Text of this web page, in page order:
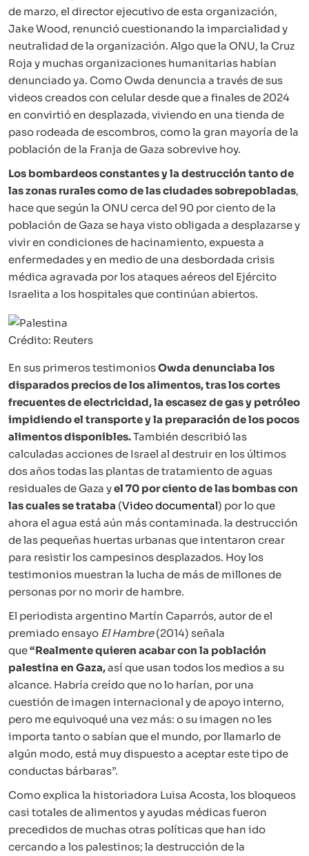
de marzo, el director ejecutivo de esta organización,
Jake Wood, renunció cuestionando la imparcialidad y
neutralidad de la organización. Algo que la ONU, la Cruz
Roja y muchas organizaciones humanitarias habían
denunciado ya. Como Owda denuncia a través de sus
videos creados con celular desde que a finales de 2024
en convirtió en desplazada, viviendo en una tienda de
paso rodeada de escombros, como la gran mayoría de la
población de la Franja de Gaza sobrevive hoy.
Los bombardeos constantes y la destrucción tanto de
las zonas rurales como de las ciudades sobrepobladas,
hace que según la ONU cerca del 90 por ciento de la
población de Gaza se haya visto obligada a desplazarse y
vivir en condiciones de hacinamiento, expuesta a
enfermedades y en medio de una desbordada crisis
médica agravada por los ataques aéreos del Ejército
Israelita a los hospitales que continúan abiertos.
Crédito: Reuters
En sus primeros testimoniosOwda denunciaba los
disparados precios de los alimentos, tras los cortes
frecuentes de electricidad, la escasez de gas y petróleo
impidiendo el transporte y la preparación de los pocos
alimentos disponibles.También describió las
calculadas acciones de Israel al destruir en los últimos
dos años todas las plantas de tratamiento de aguas
residuales de Gaza yel 70 por ciento de las bombas con
las cuales se trataba (Video documental) por lo que
ahora el agua está aún más contaminada. la destrucción
de las pequeñas huertas urbanas que intentaron crear
para resistir los campesinos desplazados. Hoy los
testimonios muestran la lucha de más de millones de
personas por no morir de hambre.
El periodista argentino Martín Caparrós, autor de el
premiado ensayo El Hambre(2014) señala
que“Realmente quieren acabar con la población
palestina en Gaza,así que usan todos los medios a su
alcance. Habría creído que no lo harían, por una
cuestión de imagen internacional y de apoyo interno,
pero me equivoqué una vez más: o su imagen no les
importa tanto o sabían que el mundo, por llamarlo de
algún modo, está muy dispuesto a aceptar este tipo de
conductas bárbaras”.
Como explica la historiadora Luisa Acosta, los bloqueos
casi totales de alimentos y ayudas médicas fueron
precedidos de muchas otras políticas que han ido
cercando a los palestinos; la destrucción de la